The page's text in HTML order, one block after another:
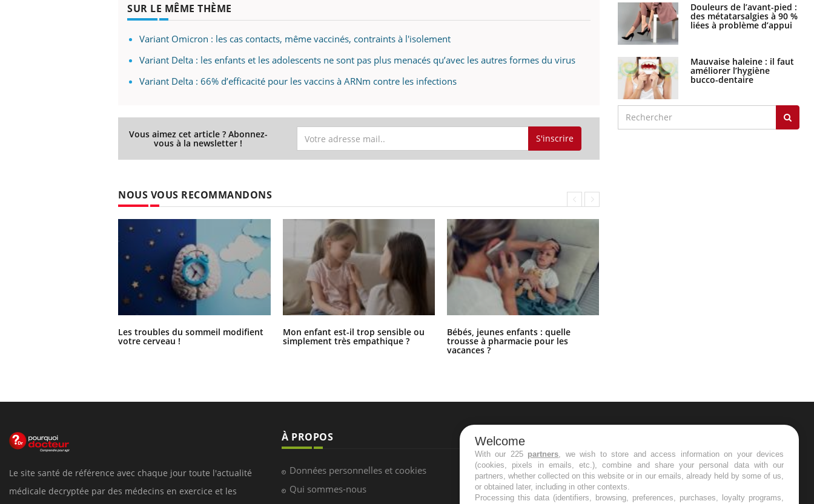
SUR LE MÊME THÈME
Variant Omicron : les cas contacts, même vaccinés, contraints à l'isolement
Variant Delta : les enfants et les adolescents ne sont pas plus menacés qu’avec les autres formes du virus
Variant Delta : 66% d’efficacité pour les vaccins à ARNm contre les infections
Vous aimez cet article ? Abonnez-
vous à la newsletter ! S'inscrire
NOUS VOUS RECOMMANDONS
Les troubles du sommeil modifient
votre cerveau !
Mon enfant est-il trop sensible ou
simplement très empathique ?
Bébés, jeunes enfants : quelle
trousse à pharmacie pour les
vacances ?
Douleurs de l’avant-pied :
des métatarsalgies à 90 %
liées à problème d’appui
Mauvaise haleine : il faut
améliorer l’hygiène
bucco-dentaire
Le site santé de référence avec chaque jour toute l'actualité
médicale decryptée par des médecins en exercice et les
À PROPOS
Données personnelles et cookies
Qui sommes-nous
NEWSLETTER
Recevez toutes les semaines les meilleures
infos santé
Welcome
With our 225 partners, we wish to store and access information on your devices
(cookies, pixels in emails, etc.), combine and share your personal data with our
partners, whether collected on this website or in our emails, already held by some of us,
or obtained later, including in other contexts.
Processing this data (identifiers, browsing, preferences, purchases, loyalty programs,